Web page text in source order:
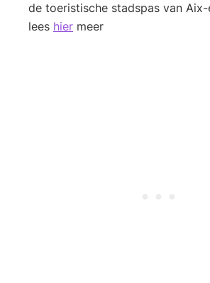
de toeristische stadspas van
lees hier meer